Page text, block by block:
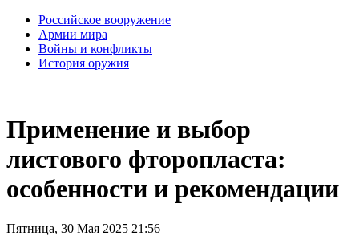
Российское вооружение
Армии мира
Войны и конфликты
История оружия
Применение и выбор
листового фторопласта:
особенности и рекомендации
Пятница, 30 Мая 2025 21:56